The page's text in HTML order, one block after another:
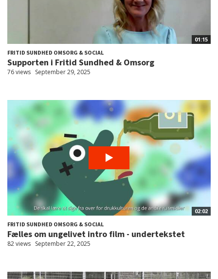
01:15
FRITID SUNDHED OMSORG & SOCIAL
Supporten i Fritid Sundhed & Omsorg
76 views September 29, 2025
02:02
FRITID SUNDHED OMSORG & SOCIAL
Fælles om ungelivet intro film - undertekstet
82 views September 22, 2025